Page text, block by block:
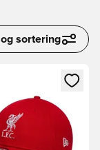
sortering
dig som
Modal til at logge